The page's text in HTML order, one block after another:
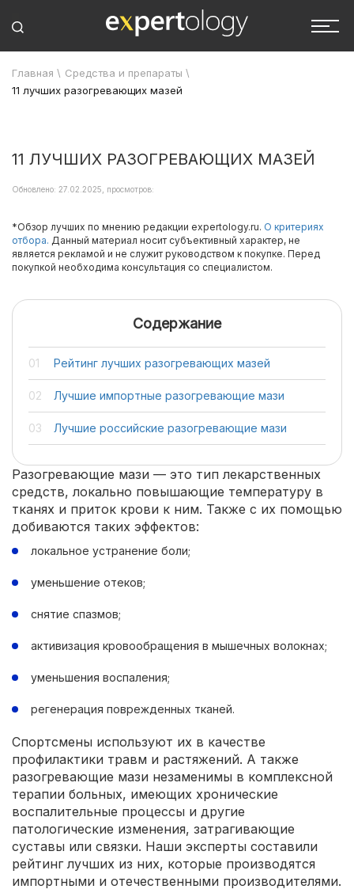
Главная \ Средства и препараты \
11 лучших разогревающих мазей
11 ЛУЧШИХ РАЗОГРЕВАЮЩИХ МАЗЕЙ
Обновлено: 27.02.2025, просмотров:
*Обзор лучших по мнению редакции expertology.ru. О критериях
отбора. Данный материал носит субъективный характер, не
является рекламой и не служит руководством к покупке. Перед
покупкой необходима консультация со специалистом.
Содержание
Рейтинг лучших разогревающих мазей
Лучшие импортные разогревающие мази
Лучшие российские разогревающие мази
Разогревающие мази — это тип лекарственных
средств, локально повышающие температуру в
тканях и приток крови к ним. Также с их помощью
добиваются таких эффектов:
локальное устранение боли;
уменьшение отеков;
снятие спазмов;
активизация кровообращения в мышечных волокнах;
уменьшения воспаления;
регенерация поврежденных тканей.
Спортсмены используют их в качестве
профилактики травм и растяжений. А также
разогревающие мази незаменимы в комплексной
терапии больных, имеющих хронические
воспалительные процессы и другие
патологические изменения, затрагивающие
суставы или связки. Наши эксперты составили
рейтинг лучших из них, которые производятся
импортными и отечественными производителями.